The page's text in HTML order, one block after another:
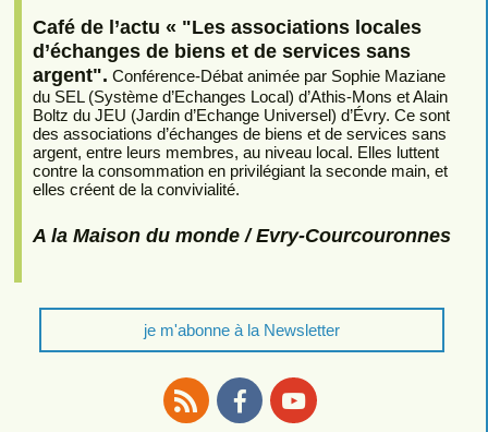
Café de l’actu « "Les associations locales
d’échanges de biens et de services sans
argent". Conférence-Débat animée par Sophie Maziane
du SEL (Système d’Echanges Local) d’Athis-Mons et Alain
Boltz du JEU (Jardin d’Echange Universel) d’Évry. Ce sont
des associations d’échanges de biens et de services sans
argent, entre leurs membres, au niveau local. Elles luttent
contre la consommation en privilégiant la seconde main, et
elles créent de la convivialité.
A la Maison du monde / Evry-Courcouronnes
je m'abonne à la Newsletter